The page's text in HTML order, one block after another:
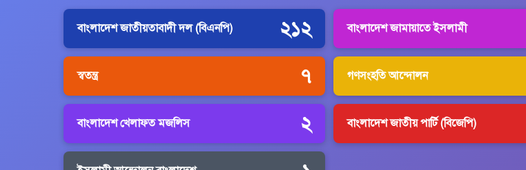
বাংলাদেশ জাতীয়তাবাদী দল (বিএনপি) ২১২ বাংলাদেশ জামায়াতে ইসলামী
স্বতন্ত্র ৭ গণসংহতি আন্দোলন
বাংলাদেশ খেলাফত মজলিস ২ বাংলাদেশ জাতীয় পার্টি (বিজেপি)